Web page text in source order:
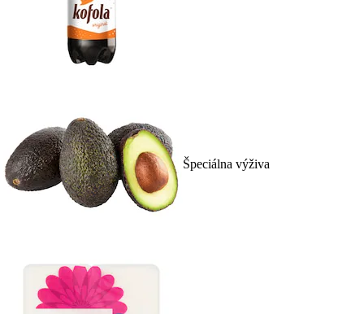
Špeciálna výživa